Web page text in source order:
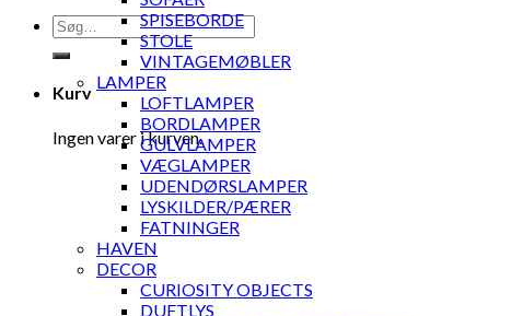
Søg
efter:
Kurv
Ingen varer i kurven.
SPISEBORDE
STOLE
VINTAGEMØBLER
LAMPER
LOFTLAMPER
BORDLAMPER
GULVLAMPER
VÆGLAMPER
UDENDØRSLAMPER
LYSKILDER/PÆRER
FATNINGER
HAVEN
DECOR
CURIOSITY OBJECTS
DUFTLYS